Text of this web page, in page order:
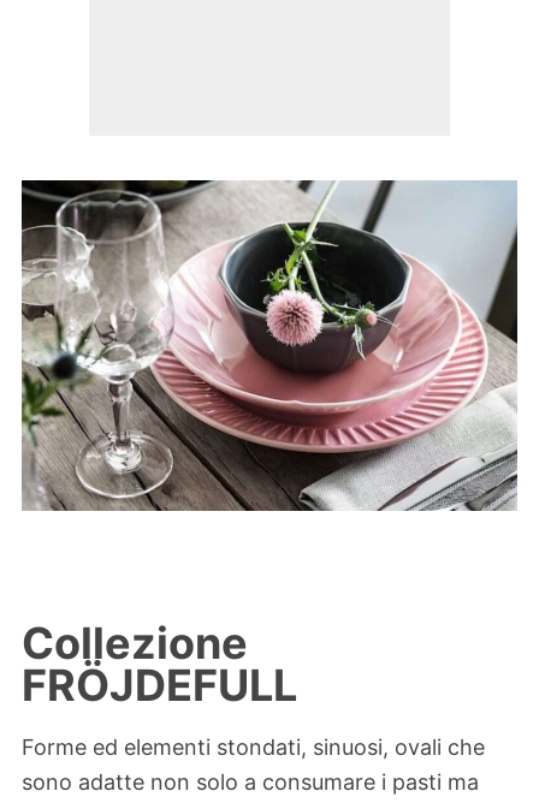
Collezione
FRÖJDEFULL
Forme ed elementi stondati, sinuosi, ovali che
sono adatte non solo a consumare i pasti ma